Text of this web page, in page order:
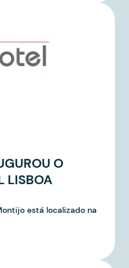
O
LISBOA
está localizado na